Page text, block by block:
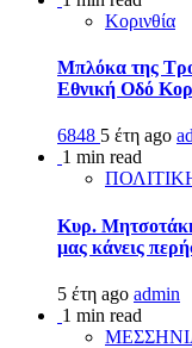
Κορινθία
Μπλόκα της
Εθνική Οδό
6848 5 έτη ago
1 min read
Κυρ.
μας κάνεις
5 έτη ago admin
1 min read